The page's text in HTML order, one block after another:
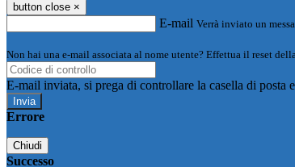
button close ×
E-mail Verrà inviato un
Non hai una e-mail associata al nome utente? Effettua il reset
E-mail inviata, si prega di controllare la casella di posta
Errore
Chiudi
Successo